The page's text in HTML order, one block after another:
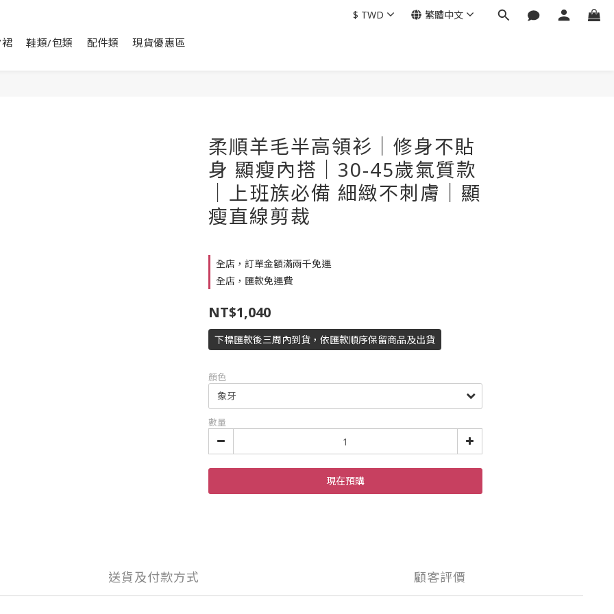
鞋類/包類 配件類 現貨優惠區
$ TWD 繁體中文
柔順羊毛半高領衫｜修身不貼
身 顯瘦內搭｜30-45歲氣質款
｜上班族必備 細緻不刺膚｜顯
瘦直線剪裁
全店，訂單金額滿兩千免運
全店，匯款免運費
NT$1,040
下標匯款後三周內到貨，依匯款順序保留商品及出貨
顏色
數量
現在預購
送貨及付款方式 顧客評價